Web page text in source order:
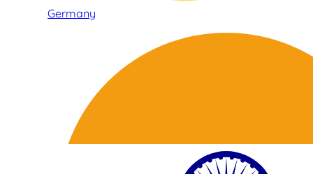
Germany